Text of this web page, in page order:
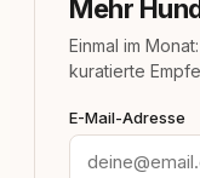
Mehr
Einmal im
kuratierte
E-Mail-Adresse